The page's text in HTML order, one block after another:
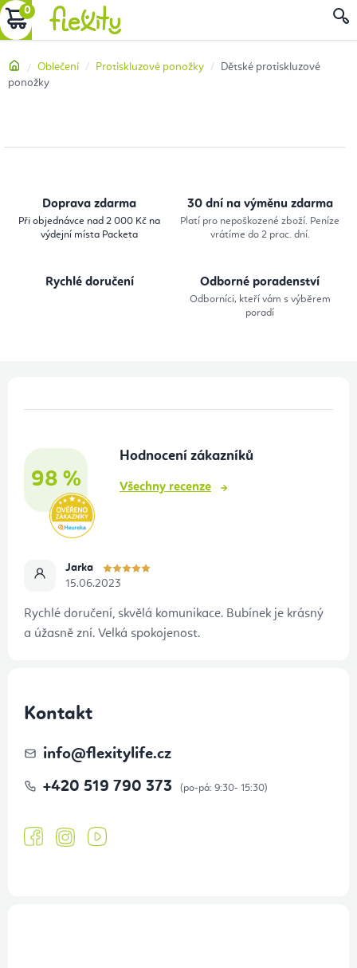
Přejít
na
NÁKUPNÍ
DomůOblečení Protiskluzové ponožky
Dětské protiskluzové
ponožky
Doprava zdarma
Při objednávce nad 2 000 Kč na
výdejní místa Packeta
30 dní na výměnu zdarma
Platí pro nepoškozené zboží. Peníze
vrátíme do 2 prac. dní.
Rychlé doručení Odborné poradenství
Odborníci, kteří vám s výběrem
poradí
98 %
Hodnocení zákazníků
Všechny recenze
Jarka
15.06.2023
Rychlé doručení, skvělá komunikace. Bubínek je krásný
a úžasně zní. Velká spokojenost.
Kontakt
info@flexitylife.cz
+420 519 790 373